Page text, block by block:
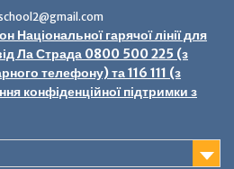
Національної гарячої лінії для
Ла Страда 0800 500 225 (з
телефону) та 116 111 (з
конфіденційної підтримки з